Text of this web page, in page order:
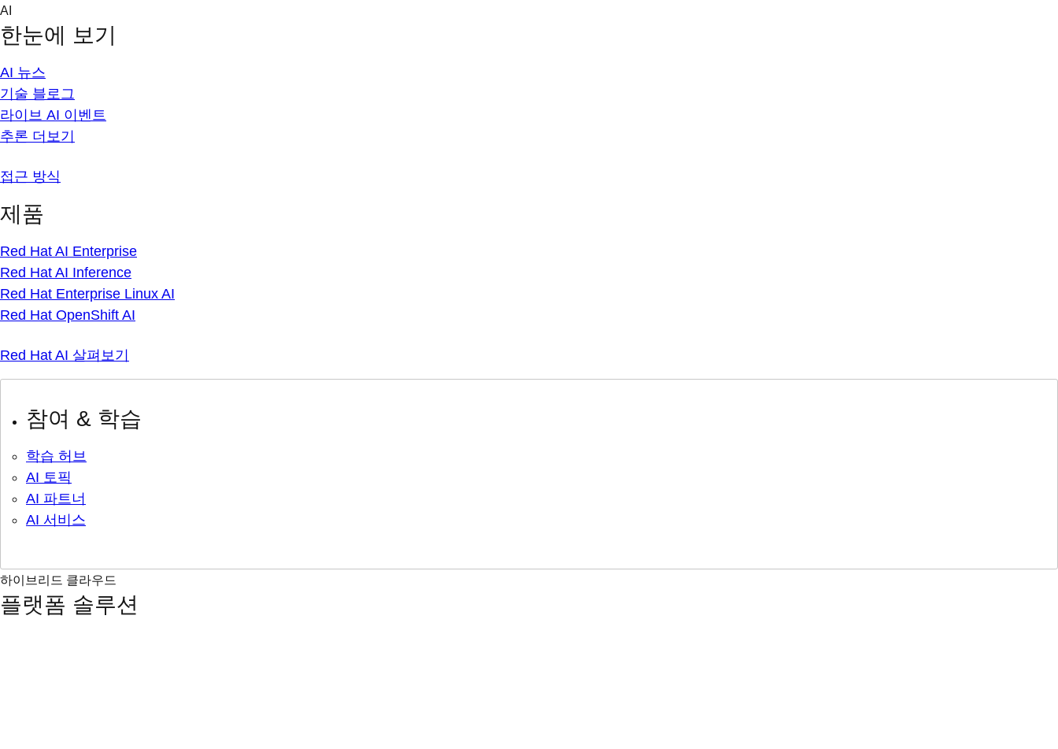
Skip
content
AI
한눈에 보기
AI 뉴스
기술 블로그
라이브 AI 이벤트
추론 더보기
접근 방식
제품
Red Hat AI Enterprise
Red Hat AI Inference
Red Hat Enterprise Linux AI
Red Hat OpenShift AI
Red Hat AI 살펴보기
참여 & 학습
학습 허브
AI 토픽
AI 파트너
AI 서비스
하이브리드 클라우드
플랫폼 솔루션